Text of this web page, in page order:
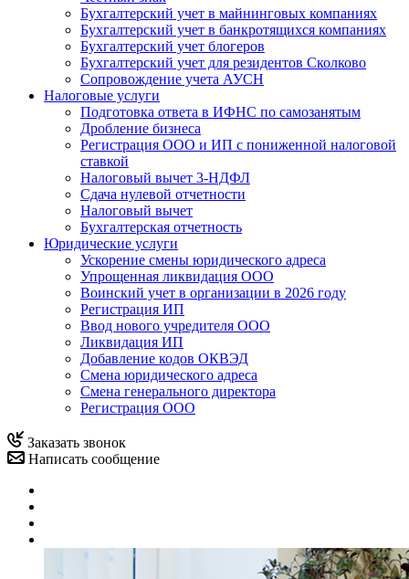
Бухгалтерский учет в майнинговых компаниях
Бухгалтерский учет в банкротящихся компаниях
Бухгалтерский учет блогеров
Бухгалтерский учет для резидентов Сколково
Сопровождение учета АУСН
Налоговые услуги
Подготовка ответа в ИФНС по самозанятым
Дробление бизнеса
Регистрация ООО и ИП с пониженной налоговой
ставкой
Налоговый вычет 3-НДФЛ
Сдача нулевой отчетности
Налоговый вычет
Бухгалтерская отчетность
Юридические услуги
Ускорение смены юридического адреса
Упрощенная ликвидация ООО
Воинский учет в организации в 2026 году
Регистрация ИП
Ввод нового учредителя ООО
Ликвидация ИП
Добавление кодов ОКВЭД
Смена юридического адреса
Смена генерального директора
Регистрация ООО
Заказать звонок
Написать сообщение